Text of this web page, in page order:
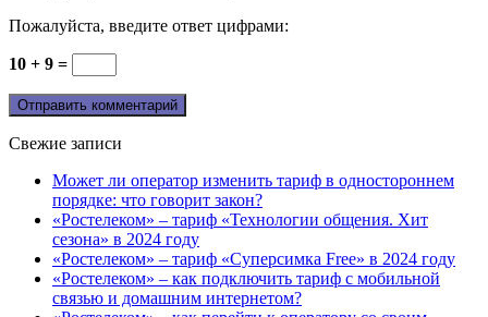
Пожалуйста, введите ответ цифрами:
10 + 9 =
Свежие записи
Может ли оператор изменить тариф в одностороннем
порядке: что говорит закон?
«Ростелеком» – тариф «Технологии общения. Хит
сезона» в 2024 году
«Ростелеком» – тариф «Суперсимка Free» в 2024 году
«Ростелеком» – как подключить тариф с мобильной
связью и домашним интернетом?